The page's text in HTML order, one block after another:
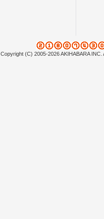
Copyright (C) 2005-2026 AKIHABARA INC.